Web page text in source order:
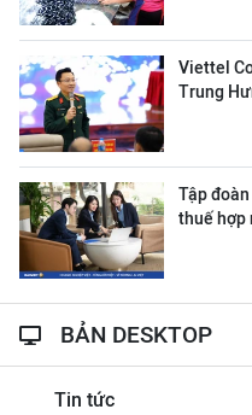
Viettel
Trung
Tập
thuế hợp
BẢN DESKTOP
Tin tức